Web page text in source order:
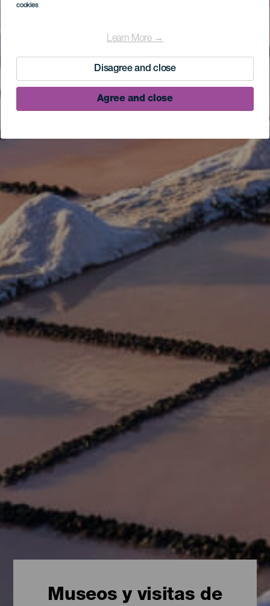
cookies
Learn More →
Disagree and close
Agree and close
Museos y visitas de